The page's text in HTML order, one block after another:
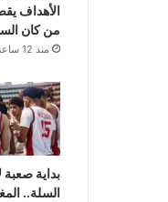
الأهداف
من كان
منذ 12 ساعة
بداية صعبة
السلة..